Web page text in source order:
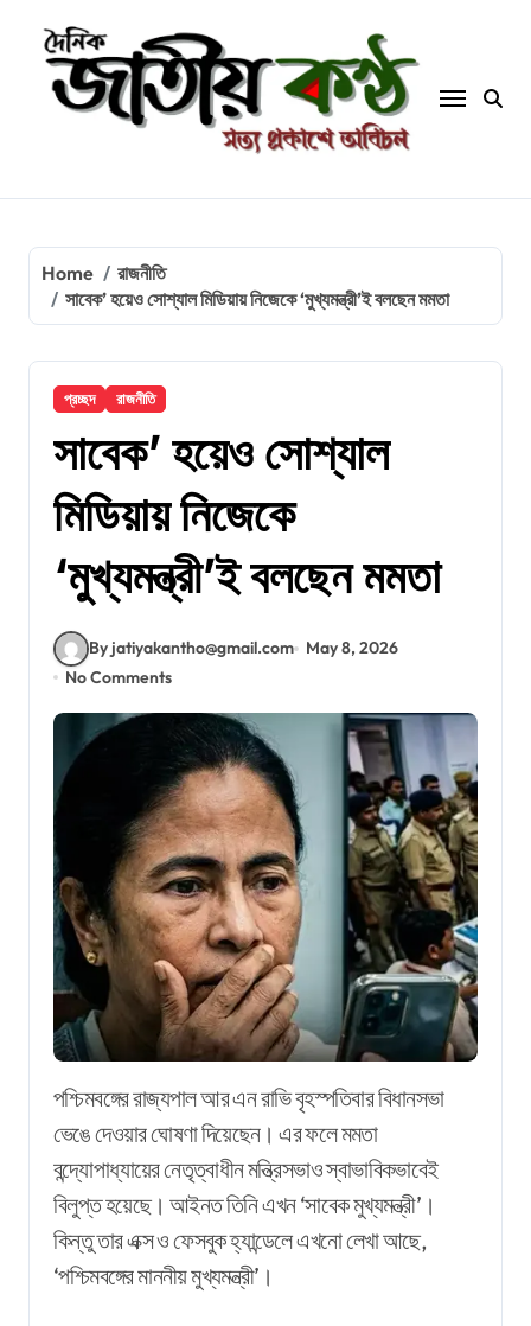
content
Home
রাজনীতি
সাবেক’ হয়েও সোশ্যাল মিডিয়ায় নিজেকে ‘মুখ্যমন্ত্রী’ই বলছেন মমতা
প্রচ্ছদ রাজনীতি
সাবেক’ হয়েও সোশ্যাল
মিডিয়ায় নিজেকে
‘মুখ্যমন্ত্রী’ই বলছেন মমতা
By jatiyakantho@gmail.com
May 8, 2026
No Comments
পশ্চিমবঙ্গের রাজ্যপাল আর এন রাভি বৃহস্পতিবার বিধানসভা
ভেঙে দেওয়ার ঘোষণা দিয়েছেন। এর ফলে মমতা
বন্দ্যোপাধ্যায়ের নেতৃত্বাধীন মন্ত্রিসভাও স্বাভাবিকভাবেই
বিলুপ্ত হয়েছে। আইনত তিনি এখন ‘সাবেক মুখ্যমন্ত্রী’।
কিন্তু তার এক্স ও ফেসবুক হ্যান্ডেলে এখনো লেখা আছে,
‘পশ্চিমবঙ্গের মাননীয় মুখ্যমন্ত্রী’।